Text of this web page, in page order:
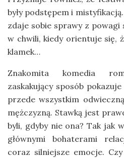
były podstępem i
zdaje sobie sprawy z powagi
w chwili, kiedy orientuje się,
klamek…
Znakomita komedia
zaskakujący sposób
przede wszystkim
mężczyzną. Stawką jest
byli, gdyby nie ona? Tak jak
głównymi bohaterami
coraz silniejsze emocje.